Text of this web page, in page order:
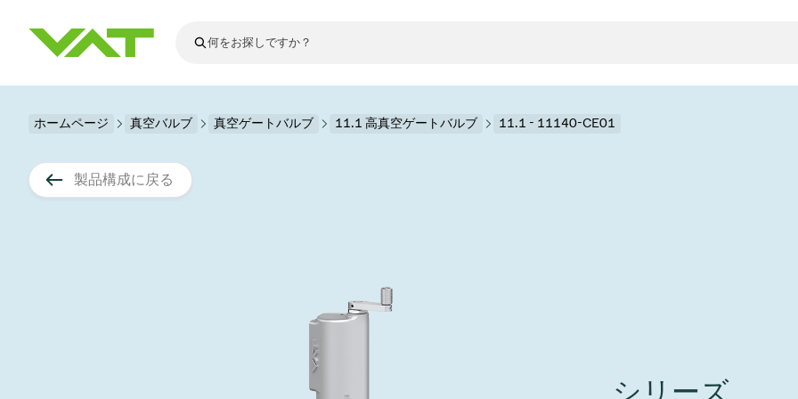
最新ニュース すべてのニュースを見る
VAT Media Release on
VATについて
真空バルブ
真空ゲートバルブ
真空アングルバルブ、インラインバルブ、シリンダーバルブ
真空バタフライバルブ
真空振り子式バルブ
真空モジュール
基板搬送
サブファブシステム
スパッタリング
薄膜封止(CVD)
OLED 蒸着
科学機器と医学
コーティング
産業分野
真空輸送
バッテリー製造
結晶成長
発電
サブファブシステム
高エネルギー物理学
標準修理サービス
固定価格修理サービス
VATサービスセンター
Shares and debt
コーポレートガバナンス
General Meeting
Event calendar
ホームページ 真空バルブ 真空ゲートバルブ 11.1 高真空ゲートバルブ 11.1 - 11140-CE01
製品構成に戻る
シリーズ